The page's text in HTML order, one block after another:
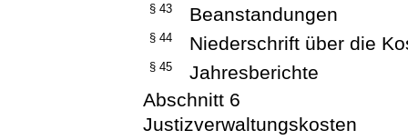
§ 43 Beanstandungen
§ 44 Niederschrift über die
§ 45
Jahresberichte
Abschnitt 6
Justizverwaltungskosten